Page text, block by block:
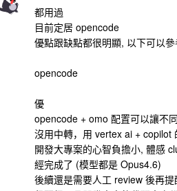
都用過
目前定居 opencode
優點跟缺點都很明顯, 以下可以
opencode
優
opencode + omo 配置可以讓不
沒用中轉，用 vertex ai + copilot
開發大專案的心智負擔小, 體感
經完成了 (模型都是 Opus4.6)
後續還是需要人工 review 後再